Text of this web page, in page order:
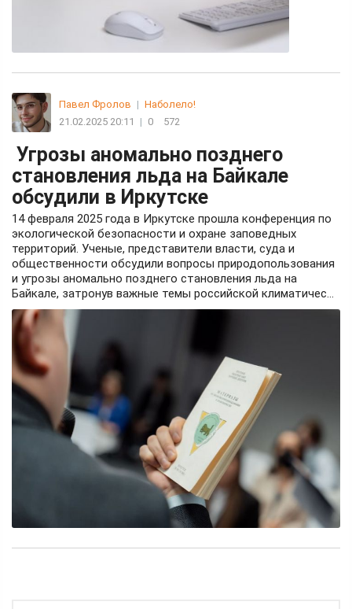
Павел Фролов | Наболело!
21.02.2025 20:11
| 0 572
Угрозы аномально позднего
становления льда на Байкале
обсудили в Иркутске
14 февраля 2025 года в Иркутске прошла конференция по
экологической безопасности и охране заповедных
территорий. Ученые, представители власти, суда и
общественности обсудили вопросы природопользования
и угрозы аномально позднего становления льда на
Байкале, затронув важные темы российской климатичес...